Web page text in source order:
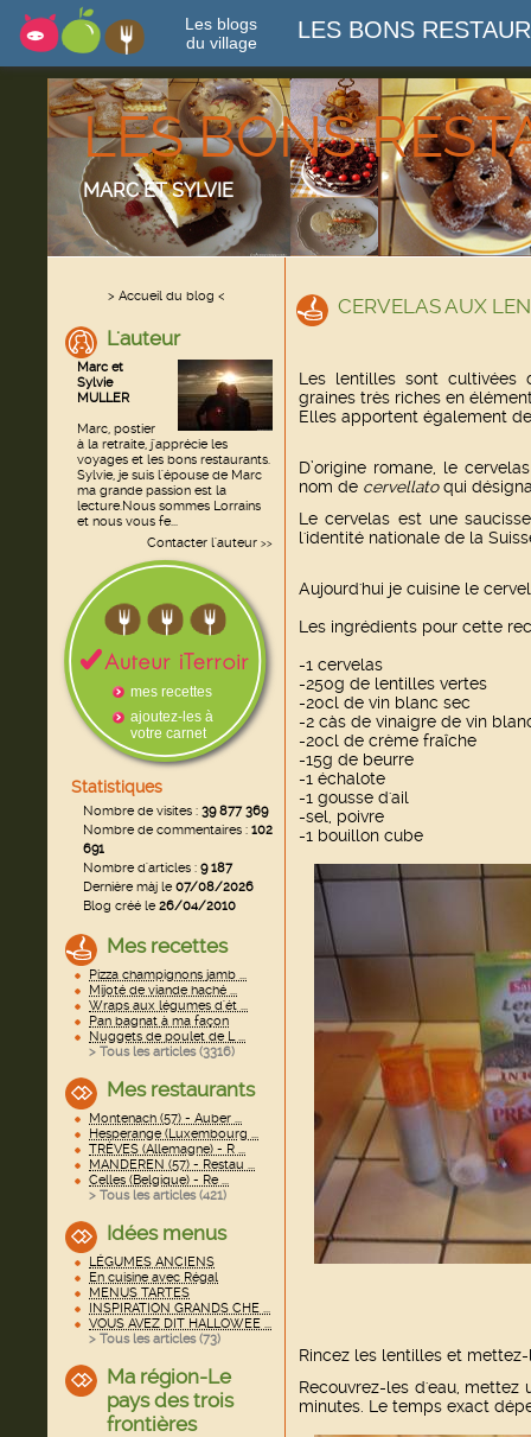
Les blogs
du village
LES BONS
LES BONS
MARC ET SYLVIE
> Accueil du blog <
L'auteur
Marc et
Sylvie
MULLER
Marc, postier
à la retraite, j'apprécie les
voyages et les bons restaurants.
Sylvie, je suis l'épouse de Marc
ma grande passion est la
lecture.Nous sommes Lorrains
et nous vous fe...
Contacter l'auteur >>
mes recettes
ajoutez-les à
votre carnet
Statistiques
Nombre de visites : 39 877 369
Nombre de commentaires : 102
691
Nombre d'articles : 9 187
Dernière màj le07/08/2026
Blog créé le26/04/2010
Mes recettes
Pizza champignons jamb ...
Mijoté de viande haché ...
Wraps aux légumes d'ét ...
Pan bagnat à ma façon
Nuggets de poulet de L ...
> Tous les articles (3316)
Mes restaurants
Montenach (57) - Auber ...
Hesperange (Luxembourg ...
TRÈVES (Allemagne) - R ...
MANDEREN (57) - Restau ...
Celles (Belgique) - Re ...
> Tous les articles (421)
Idées menus
LÉGUMES ANCIENS
En cuisine avec Régal
MENUS TARTES
INSPIRATION GRANDS CHE ...
VOUS AVEZ DIT HALLOWEE ...
> Tous les articles (73)
Ma région-Le
pays des trois
frontières
CERVELAS AUX
Les lentilles sont
graines très riches en
Elles apportent également
D’origine romane, le
nom de cervellatoqui
Le cervelas est une
l'identité nationale de la
Aujourd'hui je cuisine le
Les ingrédients pour cette
-1 cervelas
-250g de lentilles vertes
-20cl de vin blanc sec
-2 càs de vinaigre de vin
-20cl de crème fraîche
-15g de beurre
-1 échalote
-1 gousse d'ail
-sel, poivre
-1 bouillon cube
Rincez les lentilles et
Recouvrez-les d'eau,
minutes. Le temps exact